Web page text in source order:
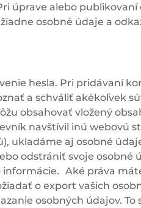
úprave alebo
osobné údaje a
hesla. Pri pridávaní
a schváliť akékoľvek
obsahovať vložený
navštívil inú webovú
ukladáme aj osobné
odstrániť svoje osobné
informácie. Aké práva
o export vašich
osobných údajov. To